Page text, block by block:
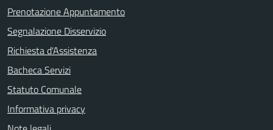
Prenotazione Appuntamento
Segnalazione Disservizio
Richiesta d'Assistenza
Bacheca Servizi
Statuto Comunale
Informativa privacy